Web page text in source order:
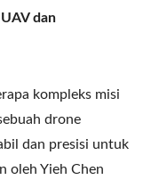
dan
kompleks misi
drone
dan presisi untuk
oleh Yieh Chen